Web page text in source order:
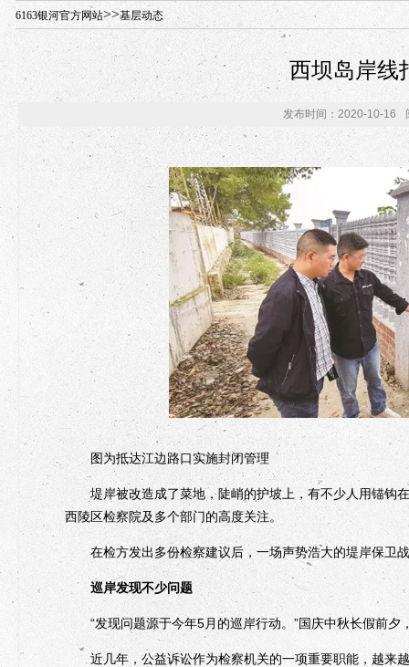
年“招才兴业”事业单位人才引进·北京站人民大学入校工作提醒
6163银河官方网站>>基层动态
西坝岛岸线
发布时间：2020-10-16
图为抵达江边路口实施封闭管理
堤岸被改造成了菜地，陡峭的护坡上，有不少人用锚钩
西陵区检察院及多个部门的高度关注。
在检方发出多份检察建议后，一场声势浩大的堤岸保卫
巡岸发现不少问题
“发现问题源于今年5月的巡岸行动。”国庆中秋长假前夕
近几年，公益诉讼作为检察机关的一项重要职能，越来